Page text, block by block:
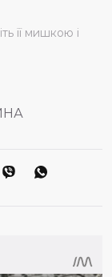
її мишкою і